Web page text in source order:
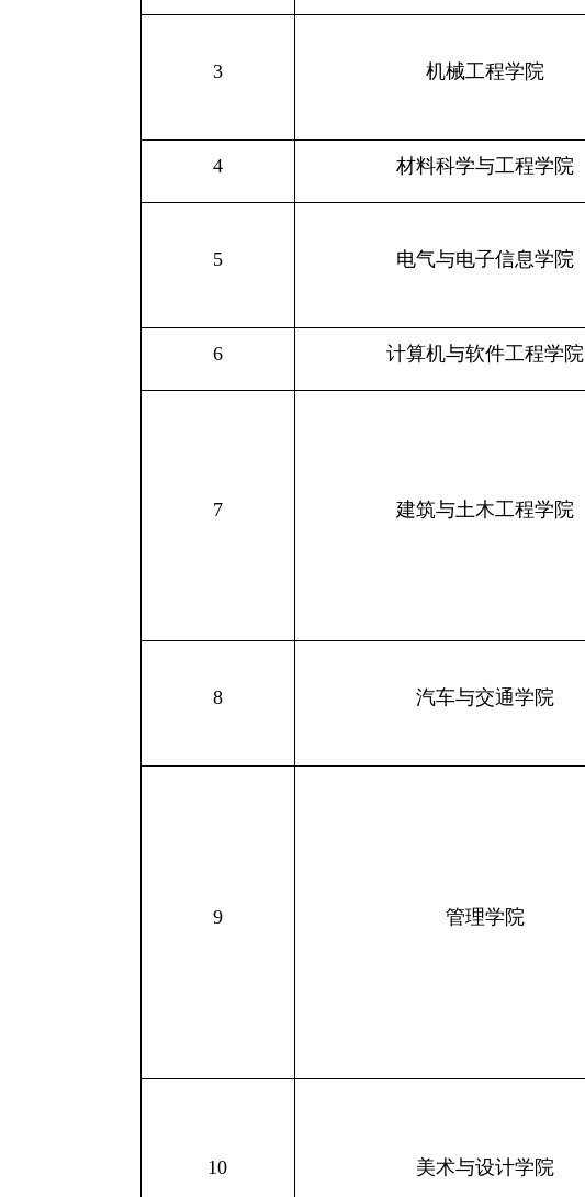
3 机械工程学院
4 材料科学与工程学院
5 电气与电子信息学院
6 计算机与软件工程学院
7 建筑与土木工程学院
8 汽车与交通学院
9 管理学院
10 美术与设计学院